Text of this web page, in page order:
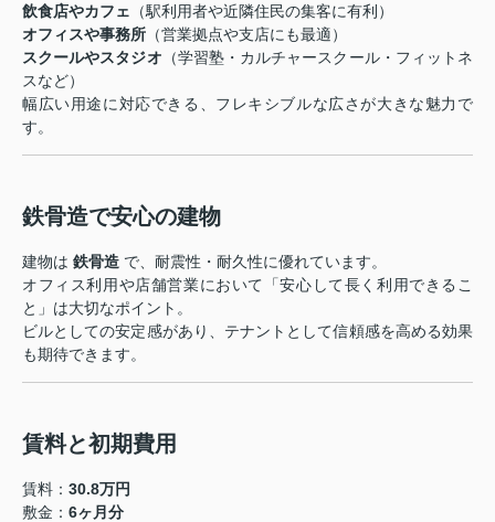
飲食店やカフェ （駅利用者や近隣住民の集客に有利）
オフィスや事務所 （営業拠点や支店にも最適）
スクールやスタジオ （学習塾・カルチャースクール・フィットネ
スなど）
幅広い用途に対応できる、フレキシブルな広さが大きな魅力で
す。
鉄骨造で安心の建物
建物は 鉄骨造 で、耐震性・耐久性に優れています。
オフィス利用や店舗営業において「安心して長く利用できるこ
と」は大切なポイント。
ビルとしての安定感があり、テナントとして信頼感を高める効果
も期待できます。
賃料と初期費用
賃料： 30.8万円
敷金： 6ヶ月分